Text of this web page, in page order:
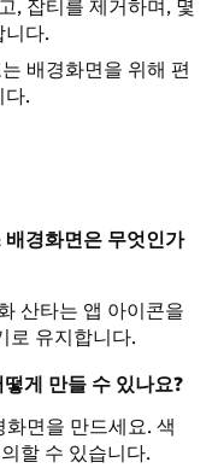
, 잡티를 제거하며, 몇
니다.
배경화면을 위해 편
다.
경화면은 무엇인가
산타는 앱 아이콘을
로 유지합니다.
게 만들 수 있나요?
면을 만드세요. 색
할 수 있습니다.